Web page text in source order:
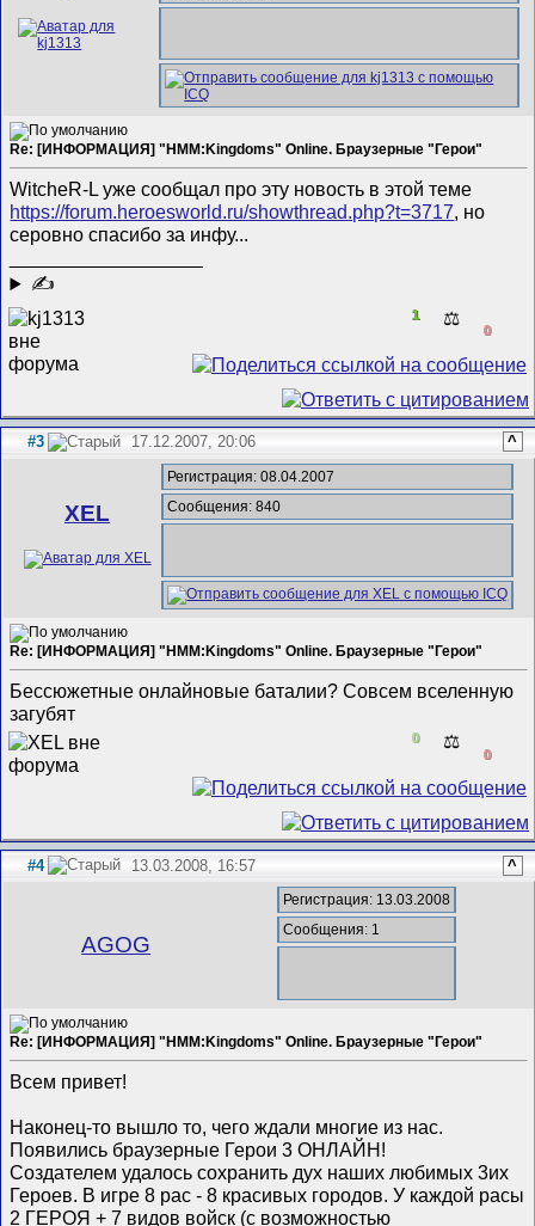
Re: [ИНФОРМАЦИЯ] "HMM:Kingdoms" Online. Браузерные "Герои"
WitcheR-L уже сообщал про эту новость в этой теме
https://forum.heroesworld.ru/showthread.php?t=3717, но
серовно спасибо за инфу...
✍
1 ⚖️
0
#3 17.12.2007, 20:06 ^
XEL
Регистрация: 08.04.2007
Сообщения: 840
Re: [ИНФОРМАЦИЯ] "HMM:Kingdoms" Online. Браузерные "Герои"
Бессюжетные онлайновые баталии? Совсем вселенную
загубят
0 ⚖️
0
#4 13.03.2008, 16:57 ^
AGOG
Регистрация: 13.03.2008
Сообщения: 1
Re: [ИНФОРМАЦИЯ] "HMM:Kingdoms" Online. Браузерные "Герои"
Всем привет!
Наконец-то вышло то, чего ждали многие из нас.
Появились браузерные Герои 3 ОНЛАЙН!
Создателем удалось сохранить дух наших любимых 3их
Героев. В игре 8 рас - 8 красивых городов. У каждой расы
2 ГЕРОЯ + 7 видов войск (с возможностью